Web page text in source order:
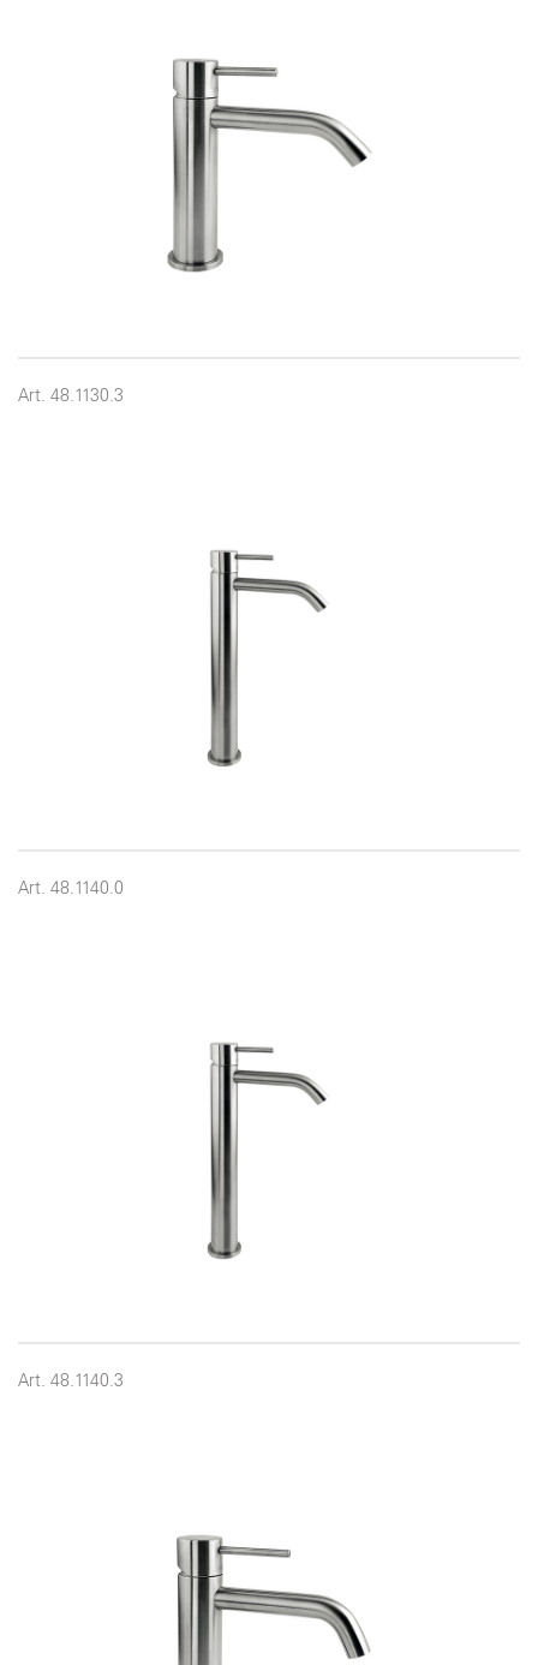
Art. 48.1130.3
Art. 48.1140.0
Art. 48.1140.3